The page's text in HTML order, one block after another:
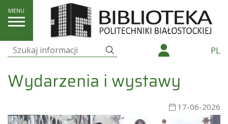
Szukaj: PL
O nas Wydarzenia i wystawy
Wydarzenia i wystawy
17-06-2026